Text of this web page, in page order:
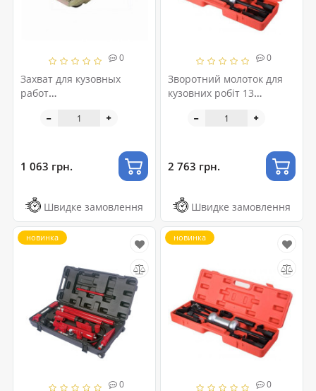
0
Захват для кузовных
работ
117031B
1 063 грн.
Швидке замовлення
0
Зворотний молоток для
кузовних робіт 13
2 763 грн.
Швидке замовлення
0
новинка
0
новинка